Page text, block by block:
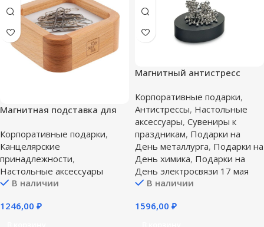
Магнитная подставка для
Корпоративные подарки,
Канцелярские
принадлежности,
Настольные аксессуары
В наличии
1246,00 ₽
Магнитный антистресс
Корпоративные подарки,
Антистрессы, Настольные
аксессуары, Сувениры к
праздникам, Подарки на
День металлурга, Подарки на
День химика, Подарки на
День электросвязи 17 мая
В наличии
1596,00 ₽